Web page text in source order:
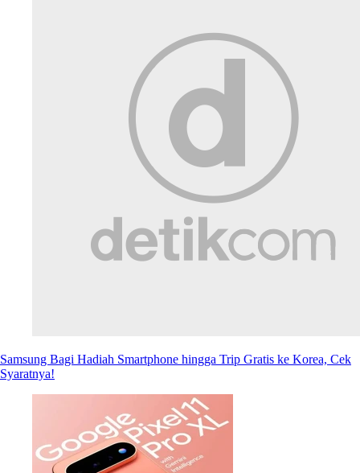
Samsung Bagi Hadiah Smartphone hingga Trip Gratis ke Korea, Cek
Syaratnya!